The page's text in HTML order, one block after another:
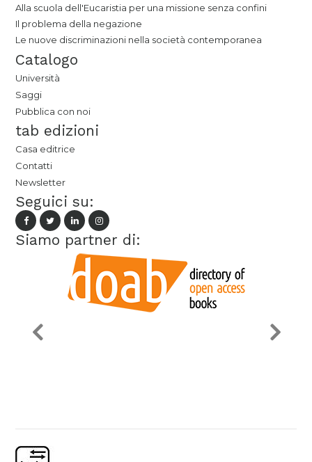
Alla scuola dell'Eucaristia per una missione senza confini
Il problema della negazione
Le nuove discriminazioni nella società contemporanea
Catalogo
Università
Saggi
Pubblica con noi
tab edizioni
Casa editrice
Contatti
Newsletter
Seguici su:
Siamo partner di: